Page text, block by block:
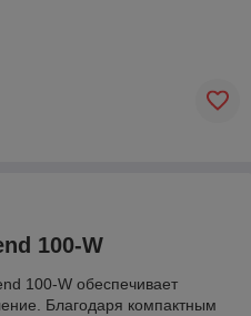
100-W
100-W обеспечивает
Благодаря компактным